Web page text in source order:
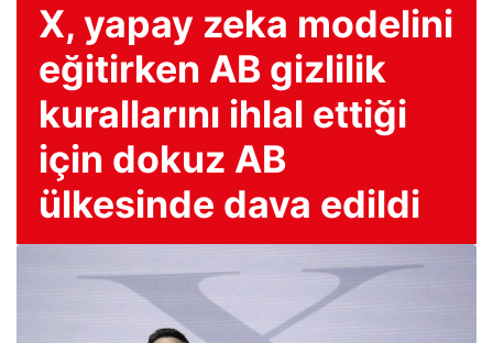
X, yapay zeka modelini
eğitirken AB gizlilik
kurallarını ihlal ettiği
için dokuz AB
ülkesinde dava edildi